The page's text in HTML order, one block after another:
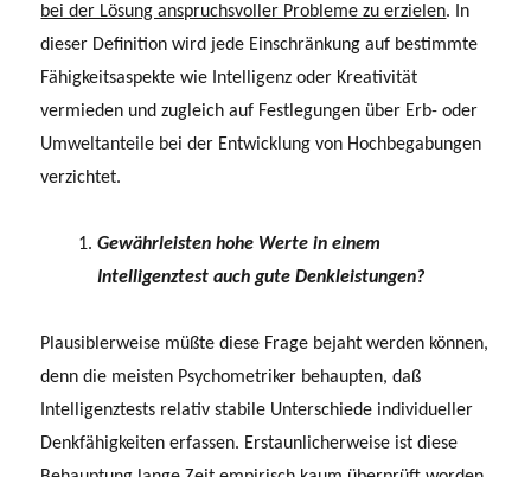
bei der Lösung anspruchsvoller Pro­bleme zu erzielen. In
dieser Definition wird jede Einschränkung auf bestimmte
Fähigkeitsaspekte wie Intelligenz oder Kreativität
vermieden und zugleich auf Festlegungen über Erb- oder
Umweltanteile bei der Entwicklung von Hochbega­bungen
verzichtet.
Gewährleisten hohe Werte in einem
Intelligenztest auch gute Denkleistungen?
Plausiblerweise müßte diese Frage bejaht werden können,
denn die meisten Psychometriker behaupten, daß
Intelligenztests relativ stabile Unterschiede indivi­dueller
Denkfähigkeiten erfassen. Erstaunlicherweise ist diese